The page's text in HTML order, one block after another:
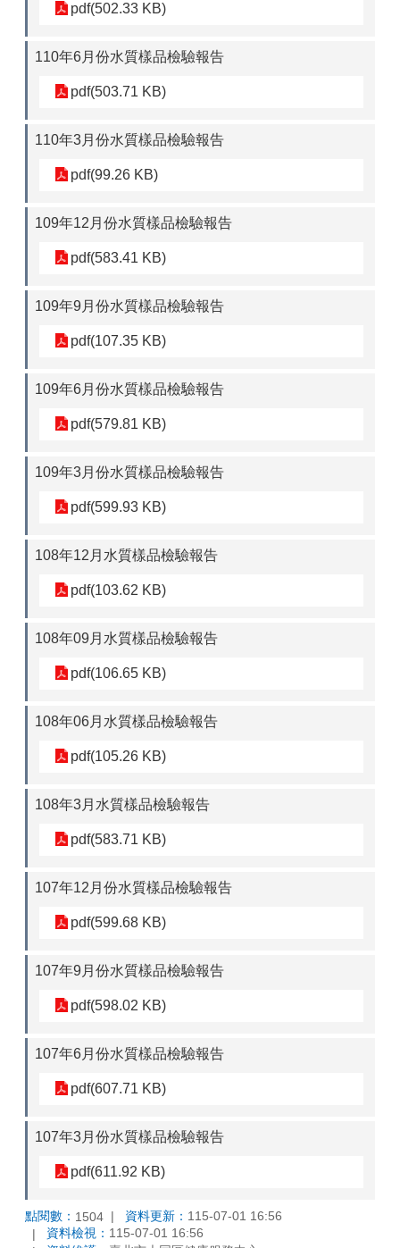
pdf(502.33 KB)
110年6月份水質樣品檢驗報告
pdf(503.71 KB)
110年3月份水質樣品檢驗報告
pdf(99.26 KB)
109年12月份水質樣品檢驗報告
pdf(583.41 KB)
109年9月份水質樣品檢驗報告
pdf(107.35 KB)
109年6月份水質樣品檢驗報告
pdf(579.81 KB)
109年3月份水質樣品檢驗報告
pdf(599.93 KB)
108年12月水質樣品檢驗報告
pdf(103.62 KB)
108年09月水質樣品檢驗報告
pdf(106.65 KB)
108年06月水質樣品檢驗報告
pdf(105.26 KB)
108年3月水質樣品檢驗報告
pdf(583.71 KB)
107年12月份水質樣品檢驗報告
pdf(599.68 KB)
107年9月份水質樣品檢驗報告
pdf(598.02 KB)
107年6月份水質樣品檢驗報告
pdf(607.71 KB)
107年3月份水質樣品檢驗報告
pdf(611.92 KB)
點閱數： 1504 資料更新： 115-07-01 16:56
資料檢視： 115-07-01 16:56